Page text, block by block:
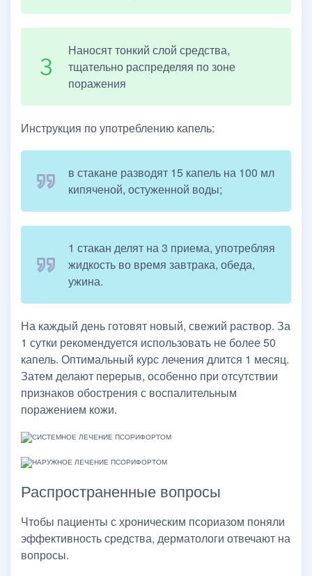
Наносят тонкий слой средства,
тщательно распределяя по зоне
поражения
Инструкция по употреблению капель:
в стакане разводят 15 капель на 100 мл
кипяченой, остуженной воды;
1 стакан делят на 3 приема, употребляя
жидкость во время завтрака, обеда,
ужина.
На каждый день готовят новый, свежий раствор. За
1 сутки рекомендуется использовать не более 50
капель. Оптимальный курс лечения длится 1 месяц.
Затем делают перерыв, особенно при отсутствии
признаков обострения с воспалительным
поражением кожи.
Распространенные вопросы
Чтобы пациенты с хроническим псориазом поняли
эффективность средства, дерматологи отвечают на
вопросы.